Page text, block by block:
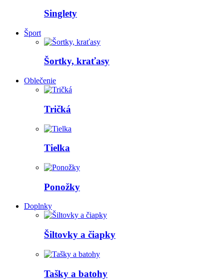
Singlety
Šport
Šortky, kraťasy
Oblečenie
Tričká
Tielka
Ponožky
Doplnky
Šiltovky a čiapky
Tašky a batohy